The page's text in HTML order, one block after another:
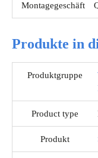
Montagegeschäft
Produkte in
Produktgruppe
Product type
Produkt